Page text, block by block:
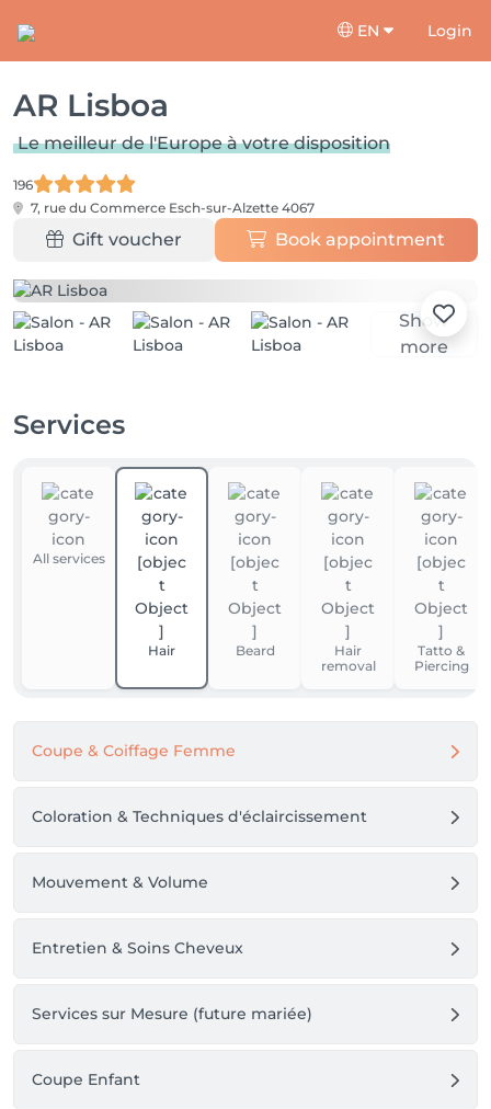
EN Login
AR Lisboa
Le meilleur de l'Europe à votre disposition
196
7, rue du Commerce Esch-sur-Alzette 4067
Gift voucher Book appointment
Show
more
Services
All services
Hair Beard
Hair
removal
Tatto &
Piercing
Coupe & Coiffage Femme
Coloration & Techniques d'éclaircissement
Mouvement & Volume
Entretien & Soins Cheveux
Services sur Mesure (future mariée)
Coupe Enfant